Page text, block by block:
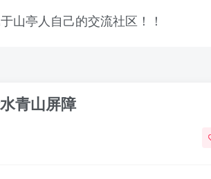
青山屏障